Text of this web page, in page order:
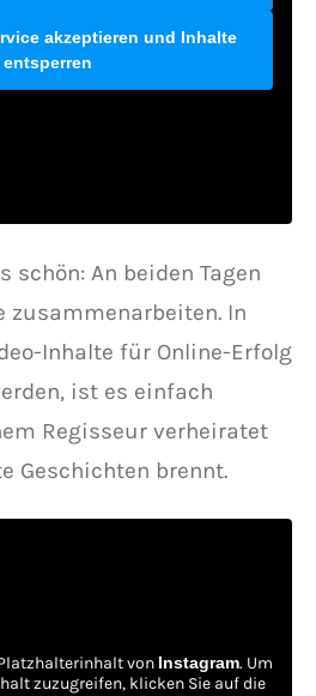
akzeptieren und Inhalte
entsperren
schön: An beiden Tagen
zusammenarbeiten. In
Inhalte für Online-Erfolg
ist es einfach
Regisseur verheiratet
Geschichten brennt.
von Instagram. Um
zuzugreifen, klicken Sie auf die